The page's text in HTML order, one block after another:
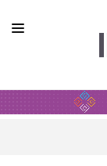
GENERALES